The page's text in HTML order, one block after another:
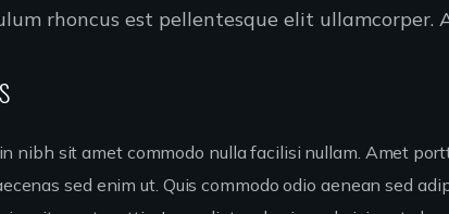
rhoncus est pellentesque elit ullamcorper.
nibh sit amet commodo nulla facilisi nullam. Amet
sed enim ut. Quis commodo odio aenean sed